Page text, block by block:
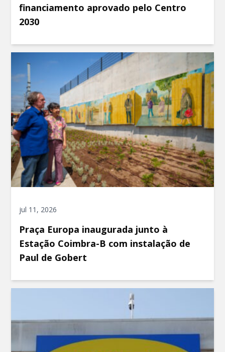
financiamento aprovado pelo Centro
2030
jul 11, 2026
Praça Europa inaugurada junto à
Estação Coimbra-B com instalação de
Paul de Gobert